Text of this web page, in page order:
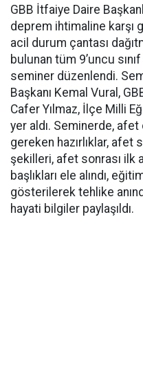
GBB İtfaiye Daire
deprem ihtimaline karşı
acil durum çantası
bulunan tüm 9’uncu
seminer düzenlendi.
Başkanı Kemal Vural,
Cafer Yılmaz, İlçe Milli
yer aldı. Seminerde,
gereken hazırlıklar, afet
şekilleri, afet sonrası ilk
başlıkları ele alındı,
gösterilerek tehlike
hayati bilgiler paylaşıldı.